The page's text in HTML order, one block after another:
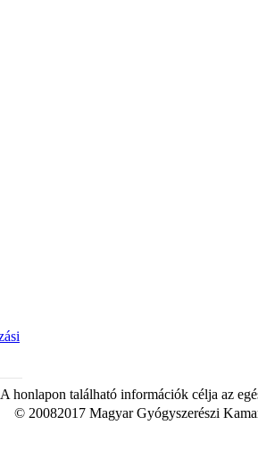
A honlapon található információk célja az
© 20082017 Magyar Gyógyszerészi